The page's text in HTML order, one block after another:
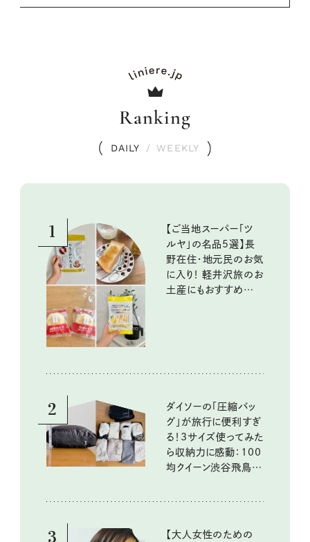
Ranking
DAILY / WEEKLY
1
【ご当地スーパー「ツ
ルヤ」の名品5選】長
野在住・地元民のお気
に入り！ 軽井沢旅のお
土産にもおすすめのお
2
ダイソーの「圧縮バッ
グ」が旅行に便利すぎ
る！3サイズ使ってみた
ら収納力に感動：100
均クイーン渋谷飛鳥の
3 【大人女性のための